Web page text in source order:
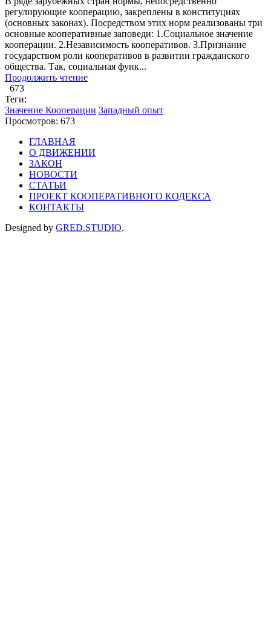
регулирующие кооперацию, закреплены в конституциях
(основных законах). Посредством этих норм реализованы три
основные кооперативные заповеди: 1.Социальное значение
кооперации. 2.Независимость кооперативов. 3.Признание
государством роли кооперативов в развитии гражданского
общества. Так, социальная функ...
Продолжить чтение
673
Теги:
Значение Кооперации Западный опыт
Просмотров: 673
ГЛАВНАЯ
О ДВИЖЕНИИ
ЗАКОН
НОВОСТИ
СТАТЬИ
ПРОЕКТ КООПЕРАТИВНОГО КОДЕКСА
КОНТАКТЫ
Designed by GRED.STUDIO.